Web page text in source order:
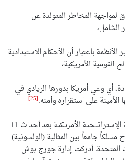
لمواجهة المخاطر المتولدة عن
الشامل،
الأنظمة باعتبار أن الأحكام الاستبدادية
الأمريكية،
أي وعي أمريكا بدورها الريادي في
الأمينة على استقراره وأمنه.[25]
توضح هذه المبادئ، أن الرؤية الإستراتيجية الأمريكية بعد أحداث 11
جامعاً بين المثالية (الولسونية)
المتحدة. أدركت إدارة جورج بوش